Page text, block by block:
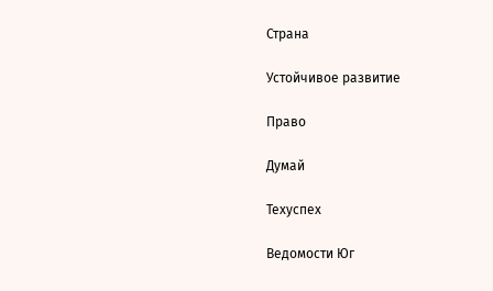
Страна
Устойчивое развитие
Право
Думай
Техуспех
Ведомости Юг